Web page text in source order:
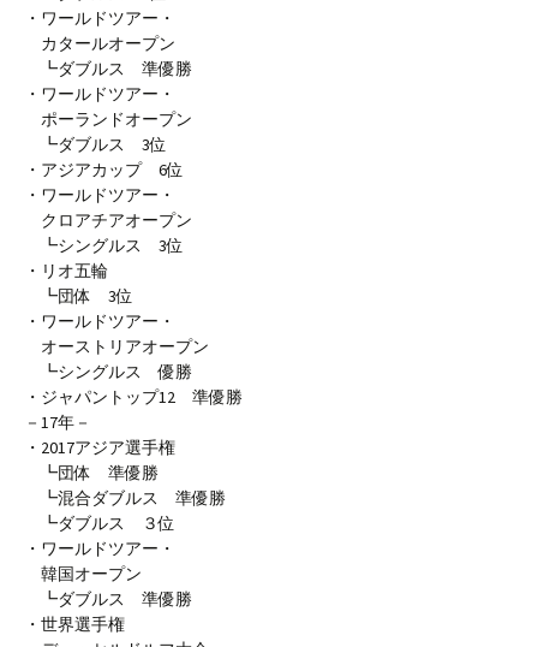
・ワールドツアー・
カタールオープン
┗ダブルス 準優勝
・ワールドツアー・
ポーランドオープン
┗ダブルス 3位
・アジアカップ 6位
・ワールドツアー・
クロアチアオープン
┗シングルス 3位
・リオ五輪
┗団体 3位
・ワールドツアー・
オーストリアオープン
┗シングルス 優勝
・ジャパントップ12 準優勝
－17年－
・2017アジア選手権
┗団体 準優勝
┗混合ダブルス 準優勝
┗ダブルス ３位
・ワールドツアー・
韓国オープン
┗ダブルス 準優勝
・世界選手権